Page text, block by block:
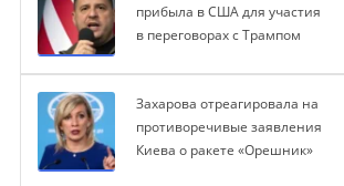
прибыла в США для участия
в переговорах с Трампом
Захарова отреагировала на
противоречивые заявления
Киева о ракете «Орешник»